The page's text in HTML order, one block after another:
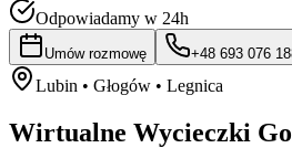
Odpowiadamy w 24h
Umów rozmowę +48 693 076
Lubin • Głogów • Legnica
Wirtualne Wycieczki